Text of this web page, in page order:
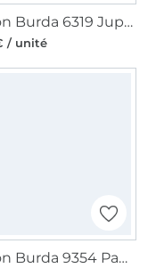
Patron Burda 6319 Jupe, en français
/ unité
Patron Burda 9354 Pantalon, en français